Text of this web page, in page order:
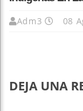
Adm3 08
DEJA UNA